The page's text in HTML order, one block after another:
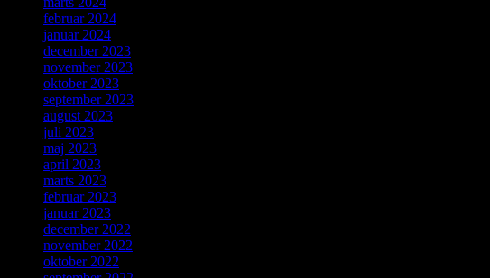
februar 2024
januar 2024
december 2023
november 2023
oktober 2023
september 2023
august 2023
juli 2023
maj 2023
april 2023
marts 2023
februar 2023
januar 2023
december 2022
november 2022
oktober 2022